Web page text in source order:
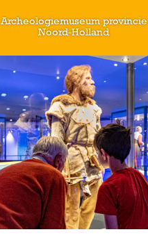
Archeologiemuseum provincie
Noord-Holland